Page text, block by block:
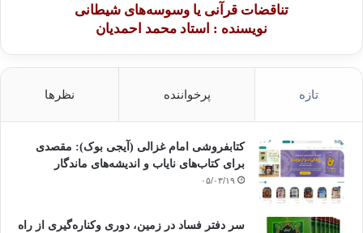
تناقضات قرآنی یا وسوسه‌های شیطانی
نویسنده : استاد محمد احمدیان
تازه پرخواننده نظرها
کتابفروشی امام غزالی (آیجی بوک): مقصدی
برای کتاب‌های نایاب و اندیشه‌های ماندگار
۰۵/۰۳/۱۹
سر دفتر فساد در زمین‌، دوری وکناره‌گیری از راه